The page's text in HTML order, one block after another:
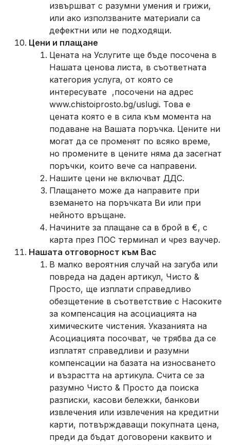
извършват с разумни умения и грижи,
или ако използваните материали са
дефектни или не подходящи.
Цени и плащане
Цената на Услугите ще бъде посочена в
Нашата ценова листа, в съответната
категория услуга, от която се
интересувате ,посочени на адрес
www.chistoiprosto.bg/uslugi. Това е
цената която е в сила към момента на
подаване на Вашата поръчка. Цените ни
могат да се променят по всяко време,
но промените в цените няма да засегнат
поръчки, които вече са направени.
Нашите цени не включват ДДС.
Плащането може да направите при
вземането на поръчката Ви или при
нейното връщане.
Начините за плащане са в брой в €, с
карта през ПОС терминал и чрез ваучер.
Нашата отговорност към Вас
В малко вероятния случай на загуба или
повреда на даден артикул, Чисто &
Просто, ще изплати справедливо
обезщетение в съответствие с Насоките
за компенсация на асоциацията на
химическите чистения. Указанията на
Асоциацията посочват, че трябва да се
изплатят справедливи и разумни
компенсации на базата на износването
и възрастта на артикула. Счита се за
разумно Чисто & Просто да поиска
разписки, касови бележки, банкови
извлечения или извлечения на кредитни
карти, потвърждаващи покупната цена,
преди да бъдат договорени каквито и